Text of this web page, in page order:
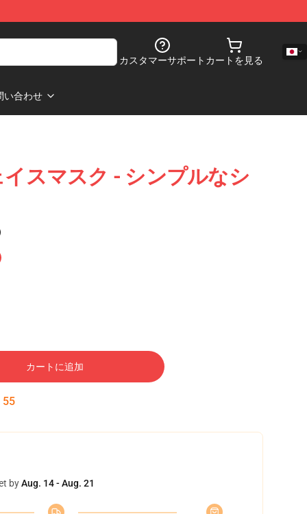
カスタマーサポート カートを見る
い合わせ
スマスク - シンプルなシ
カートに追加
54
byAug. 14 - Aug. 21